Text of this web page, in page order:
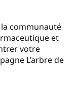
la communauté
et
votre
L’arbre de